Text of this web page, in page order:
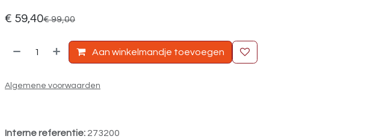
€ 59,40€99,00
Aan winkelmandje toevoegen
Algemene voorwaarden
Interne referentie: 273200